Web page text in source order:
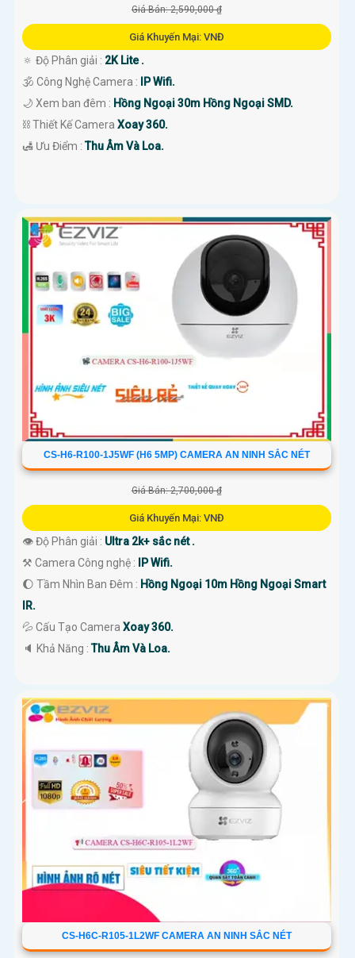
Giá Bán: 2,590,000 ₫
Giá Khuyến Mại: VNĐ
🔅 Độ Phân giải : 2K Lite .
🕉️ Công Nghệ Camera :
IP Wifi.
🌙 Xem ban đêm : Hồng Ngoại 30m Hồng Ngoại SMD.
⛓ Thiết Kế Camera Xoay 360.
️🛃 Ưu Điểm :Thu Âm Và Loa.
CS-H6-R100-1J5WF (H6 5MP) CAMERA AN NINH SẮC NÉT
Giá Bán: 2,700,000 ₫
Giá Khuyến Mại: VNĐ
👁 Độ Phân giải : Ultra 2k+ sắc nét .
⚒ Camera Công nghệ :
IP Wifi.
🌔 Tầm Nhìn Ban Đêm : Hồng Ngoại 10m Hồng Ngoại Smart
IR.
💦 Cấu Tạo Camera Xoay 360.
️🔈 Khả Năng :Thu Âm Và Loa.
CS-H6C-R105-1L2WF CAMERA AN NINH SẮC NÉT